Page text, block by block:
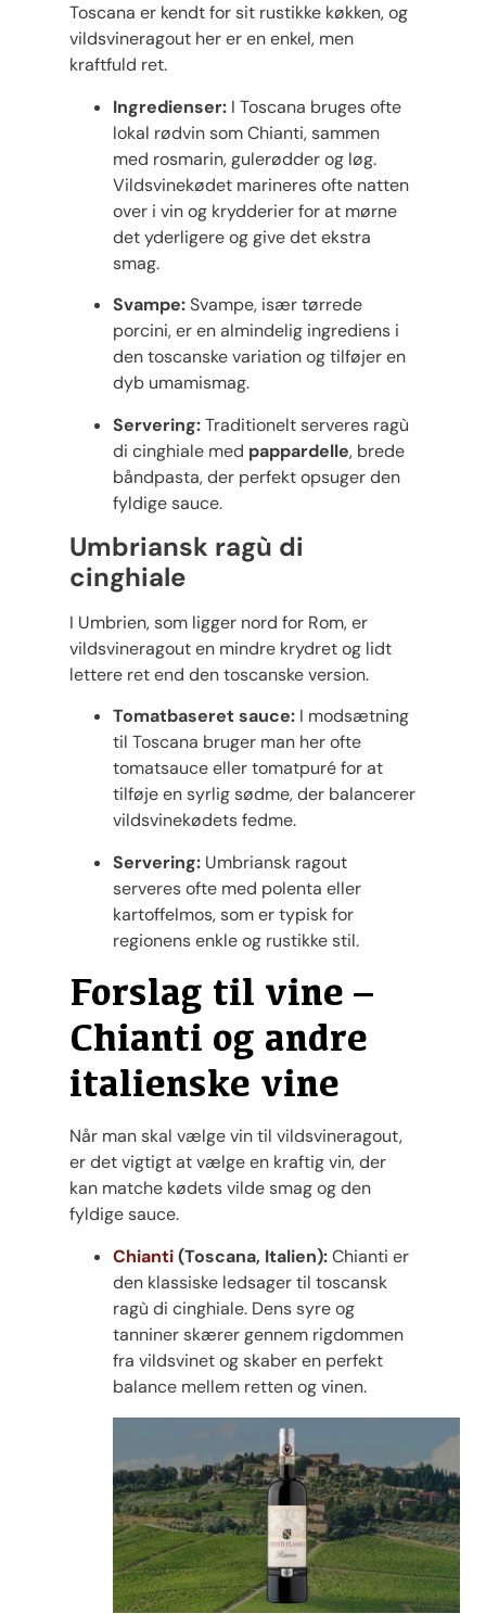
Toscana er kendt for sit rustikke køkken, og
vildsvineragout her er en enkel, men
kraftfuld ret.
Ingredienser: I Toscana bruges ofte
lokal rødvin som Chianti, sammen
med rosmarin, gulerødder og løg.
Vildsvinekødet marineres ofte natten
over i vin og krydderier for at mørne
det yderligere og give det ekstra
smag.
Svampe:Svampe, især tørrede
porcini, er en almindelig ingrediens i
den toscanske variation og tilføjer en
dyb umamismag.
Servering:Traditionelt serveres ragù
di cinghiale med pappardelle, brede
båndpasta, der perfekt opsuger den
fyldige sauce.
Umbriansk ragù di
cinghiale
I Umbrien, som ligger nord for Rom, er
vildsvineragout en mindre krydret og lidt
lettere ret end den toscanske version.
Tomatbaseret sauce: I modsætning
til Toscana bruger man her ofte
tomatsauce eller tomatpuré for at
tilføje en syrlig sødme, der balancerer
vildsvinekødets fedme.
Servering: Umbriansk ragout
serveres ofte med polenta eller
kartoffelmos, som er typisk for
regionens enkle og rustikke stil.
Forslag til vine –
Chianti og andre
italienske vine
Når man skal vælge vin til vildsvineragout,
er det vigtigt at vælge en kraftig vin, der
kan matche kødets vilde smag og den
fyldige sauce.
Chianti(Toscana, Italien):Chianti er
den klassiske ledsager til toscansk
ragù di cinghiale. Dens syre og
tanniner skærer gennem rigdommen
fra vildsvinet og skaber en perfekt
balance mellem retten og vinen.